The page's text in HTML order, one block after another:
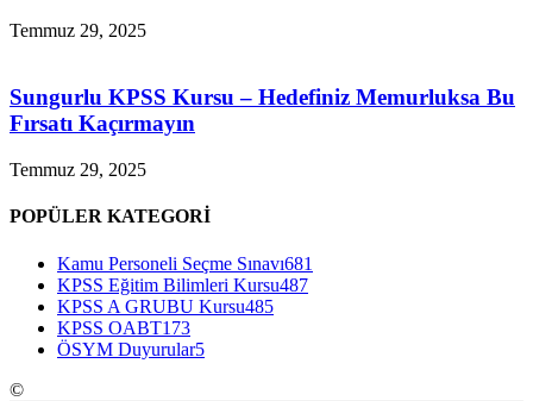
Temmuz 29, 2025
Sungurlu KPSS Kursu – Hedefiniz Memurluksa Bu
Fırsatı Kaçırmayın
Temmuz 29, 2025
POPÜLER KATEGORİ
Kamu Personeli Seçme Sınavı681
KPSS Eğitim Bilimleri Kursu487
KPSS A GRUBU Kursu485
KPSS OABT173
ÖSYM Duyurular5
©